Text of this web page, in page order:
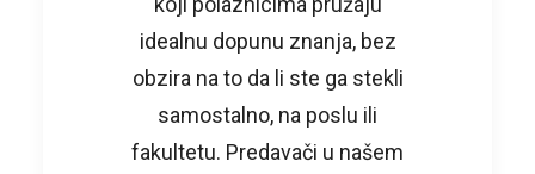
idealnu dopunu znanja, bez
obzira na to da li ste ga stekli
samostalno, na poslu ili
fakultetu. Predavači u našem